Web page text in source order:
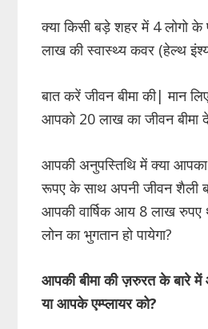
क्या किसी बड़े शहर में 4 लोगो के
लाख की स्वास्थ्य कवर (हेल्थ
बात करें जीवन बीमा की| मान
आपको 20 लाख का जीवन बीमा
आपकी अनुपस्तिथि में क्या आपका
रूपए के साथ अपनी जीवन शैली
आपकी वार्षिक आय 8 लाख रुपए
लोन का भुगतान हो पायेगा?
आपकी बीमा की ज़रुरत के बारे में
या आपके एम्प्लायर को?